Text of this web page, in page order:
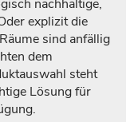
nachhaltige,
explizit die
sind anfällig
dem
steht
Lösung für